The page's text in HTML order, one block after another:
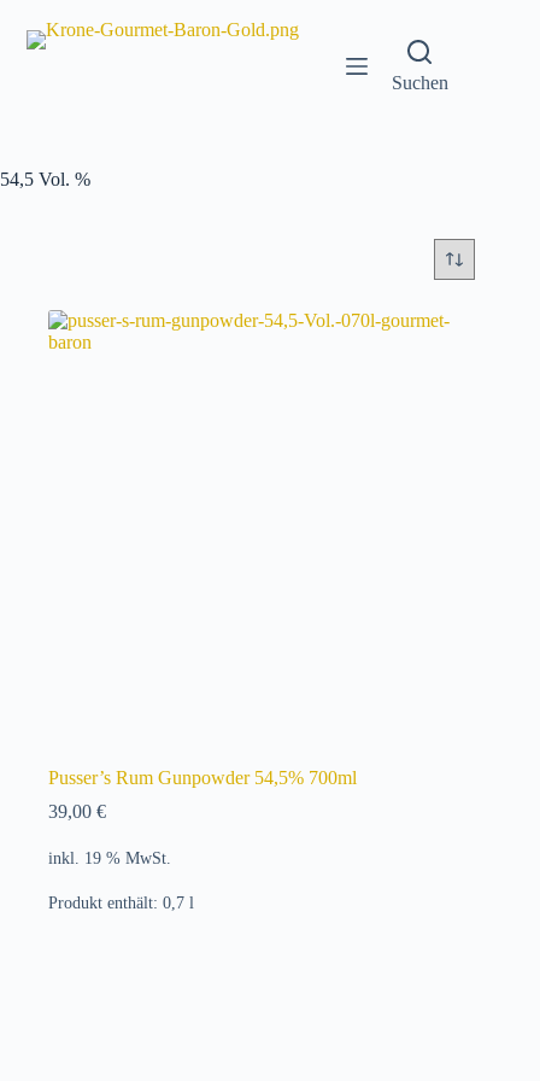
Inhalt
springen
Suchen
54,5 Vol. %
Pusser’s Rum Gunpowder 54,5% 700ml
39,00 €
inkl. 19 % MwSt.
Produkt enthält: 0,7 l